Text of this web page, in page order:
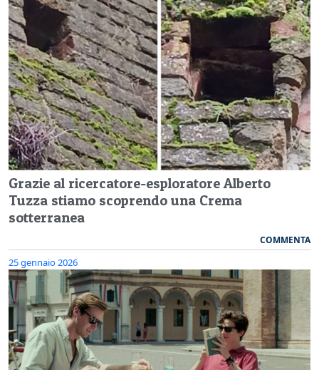
Grazie al ricercatore-esploratore Alberto
Tuzza stiamo scoprendo una Crema
sotterranea
COMMENTA
25 gennaio 2026